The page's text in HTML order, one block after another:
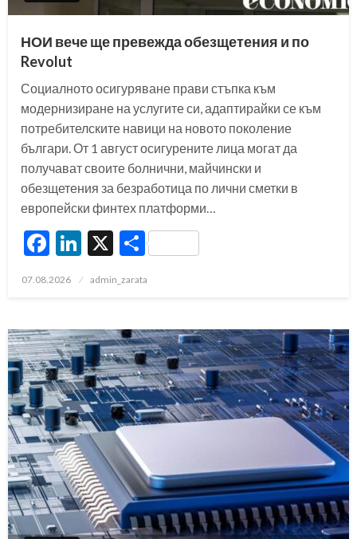
НОИ вече ще превежда обезщетения и по
Revolut
Социалното осигуряване прави стъпка към
модернизиране на услугите си, адаптирайки се към
потребителските навици на новото поколение
българи. От 1 август осигурените лица могат да
получават своите болнични, майчински и
обезщетения за безработица по лични сметки в
европейски финтех платформи…
Facebook
LinkedIn
X Share
Posted
07.08.2026 admin_zarata